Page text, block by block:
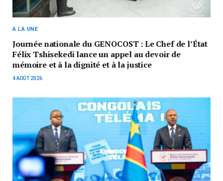
A LA UNE
Journée nationale du GENOCOST : Le Chef de l’État
Félix Tshisekedi lance un appel au devoir de
mémoire et à la dignité et à la justice
4 AOÛT 2026